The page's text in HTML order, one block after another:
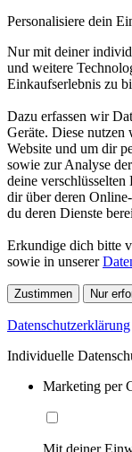
Personalisiere dein
Nur mit deiner
und weitere
Einkaufserlebnis zu
Dazu erfassen wir
Geräte. Diese
Website und um dir
sowie zur Analyse
deine
dir über deren
du deren Dienste
Erkundige dich bitte
sowie in unserer
Zustimmen Nur
Datenschutzerklärung
Individuelle
Marketing per
Mit deiner